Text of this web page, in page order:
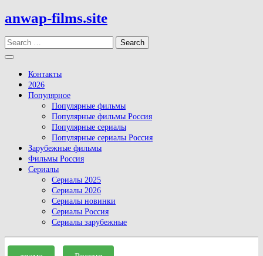
Skip
to
content
anwap-films.site
Search
Open
Button
Контакты
2026
Популярное
Популярные фильмы
Популярные фильмы Россия
Популярные сериалы
Популярные сериалы Россия
Зарубежные фильмы
Фильмы Россия
Сериалы
Сериалы 2025
Сериалы 2026
Сериалы новинки
Сериалы Россия
Сериалы зарубежные
Close
Button